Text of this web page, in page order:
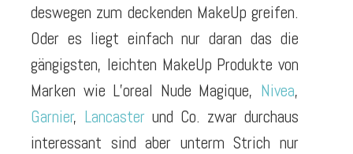
deswegen zum deckenden MakeUp greifen.
Oder es liegt einfach nur daran das die
gängigsten, leichten MakeUp Produkte von
Marken wie L’oreal Nude Magique, Nivea,
Garnier, Lancaster und Co. zwar durchaus
interessant sind aber unterm Strich nur